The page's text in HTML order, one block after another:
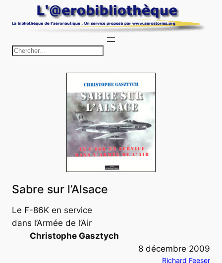
au
h
e
c
h
e
r
Sabre sur l’Alsace
Le F-86K en service
dans l’Armée de l’Air
Christophe Gasztych
8 décembre 2009
Richard Feeser